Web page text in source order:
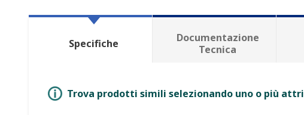
Specifiche
Documentazione
Tecnica
Trova prodotti simili selezionando uno o più